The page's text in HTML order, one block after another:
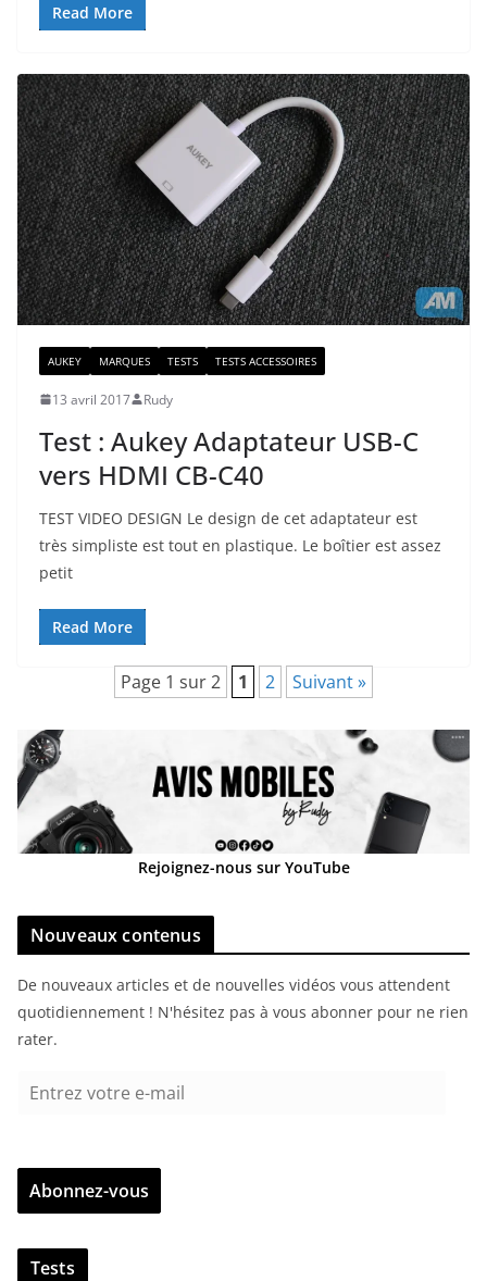
Read More
AUKEY MARQUES TESTS TESTS ACCESSOIRES
13 avril 2017 Rudy
Test : Aukey Adaptateur USB-C
vers HDMI CB-C40
TEST VIDEO DESIGN Le design de cet adaptateur est
très simpliste est tout en plastique. Le boîtier est assez
petit
Read More
Page 1 sur 2 1 2 Suivant »
Rejoignez-nous sur YouTube
Nouveaux contenus
De nouveaux articles et de nouvelles vidéos vous attendent
quotidiennement ! N'hésitez pas à vous abonner pour ne rien
rater.
r
z
v
Abonnez-vous
Tests